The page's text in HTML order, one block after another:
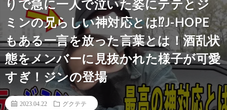
りで急に一人で泣いた姿にテテとジ
ミンの兄らしい神対応とは⁉J-HOPE
もある一言を放った言葉とは！酒乱状
態をメンバーに見抜かれた様子が可愛
すぎ！ジンの登場
2023.04.22 グクテテ